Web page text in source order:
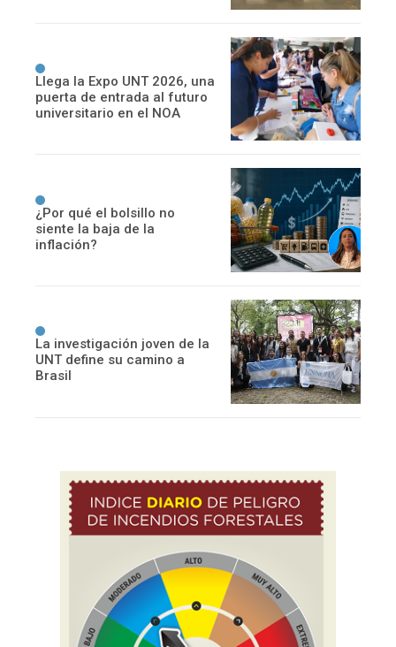
Llega la Expo UNT 2026, una
puerta de entrada al futuro
universitario en el NOA
¿Por qué el bolsillo no
siente la baja de la
inflación?
La investigación joven de la
UNT define su camino a
Brasil